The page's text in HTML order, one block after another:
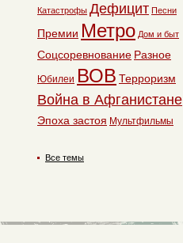
Катастрофы Дефицит Песни
Премии Метро Дом и быт
Соцсоревнование Разное
Юбилеи ВОВ Терроризм
Война в Афганистане
Эпоха застоя Мультфильмы
Все темы